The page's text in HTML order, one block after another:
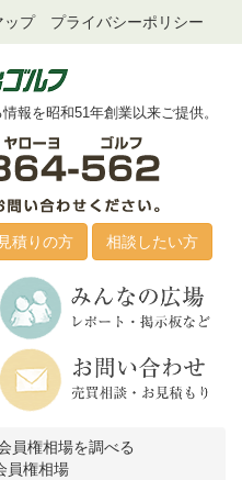
ップ プライバシーポリシー
報を昭和51年創業以来ご提供。
積りの方 相談したい方
員権相場を調べる
員権相場